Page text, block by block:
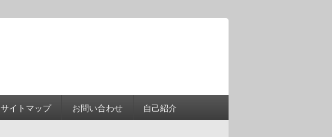
サイトマップ お問い合わせ 自己紹介